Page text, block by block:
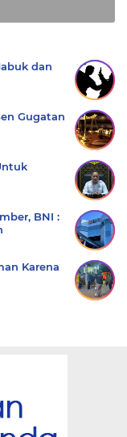
dan
Gugatan
BNI :
Karena